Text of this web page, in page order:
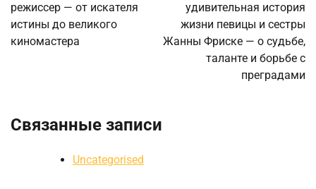
записям
режиссер — от искателя
истины до великого
киномастера
удивительная история
жизни певицы и сестры
Жанны Фриске — о судьбе,
таланте и борьбе с
преградами
Связанные записи
Uncategorised